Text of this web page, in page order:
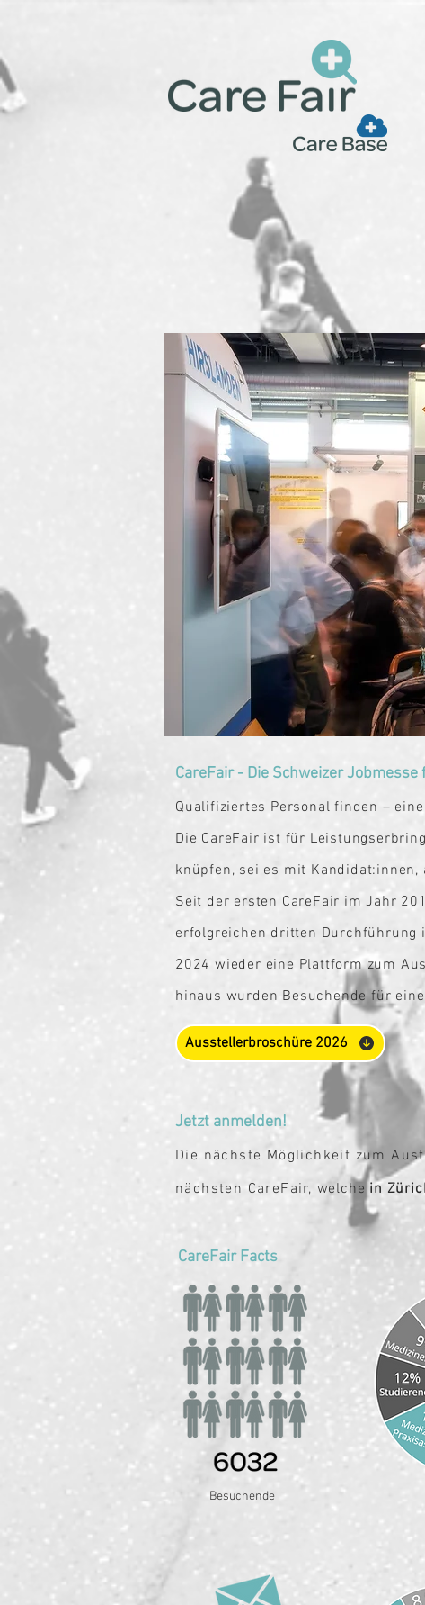
CareFair - Die Schweizer Jobmesse
Qualifiziertes Personal finden –
Die CareFair ist für
knüpfen, sei es mit Kandidat:innen,
Seit der ersten CareFair im Jahr
erfolgreichen dritten Durchführung
2024 wieder eine Plattform zum
hinaus wurden Besuchende für
Jetzt anmelden!
Die nächste Möglichkeit zum
näch sten CareFair, welche in
Ausstellerbroschüre 2026
CareFair Facts
Besuchende